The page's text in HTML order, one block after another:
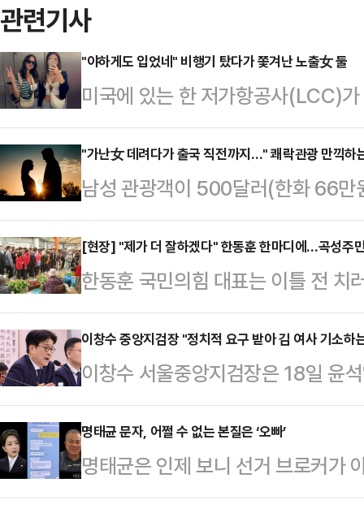
관련기사
"야하게도 입었네" 비행기 탔다가 쫓겨난 노출女 둘
미국에 있는 한 저가항공사(LCC)
유로 출발 직전 강제 하차 시켰다
일(현지시각) 미국 로스앤젤레스에
객 테레사 아라우조와 그의 친구가
로 비행기에서 쫓겨났다.남부 캘리
얇은 가디건을 걸치고 있었으나 기
탑승해 좌석에 앉자 한 남성 승무원
가와 "(신체 노…
"가난女 데려다가 출국 직전까지…" 쾌락관광 만끽하
남성 관광객이 500달러(한화 66만
하는 '쾌락 결혼(pleasure
시간) 홍콩 사우스차이나모닝포스
양지인 코타 분가(Kota Bunga)에
들을 통해 현지 여성들을 소개받는
고 남성 관광객은 여성에게 신부값
편과 성관계를 맺고 집안일도 한다.
다. 무…
[현장] "제가 더 잘하겠다" 한동훈 한마디에…곡성주
한동훈 국민의힘 대표는 이틀 전
將)'이 됐다. 어렵다고 평가받던 부
면서 지지율 위기를 겪던 국민의힘
다.한 대표가 10·16 재보궐선거에
최봉의 후보를 공천했던 전남 곡성
은 벽을 실감해야만 했다.하지만 한
전남 곡성5일장을 찾았다. 국민의
전후로 다시 찾는 모…
이창수 중앙지검장 "정치적 요구 받아 김 여사 기소하
이창수 서울중앙지검장은 18일 윤
터스 주가조작 사건을 불기소 처분
라 처분한 것이라며 "정치적인 요
루는 게 더 정치검사라 생각했다"
장은 이날 국회 법제사법위원회의
명태균 문자, 어쩔 수 없는 본질은 ‘오빠’
명태균은 인제 보니 선거 브로커가
김건희와 윤석열에게는 그런 역할